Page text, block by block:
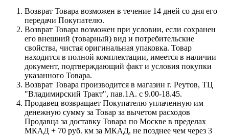
Возврат Товара возможен в течение 14 дней со дня его
передачи Покупателю.
Возврат Товара возможен при условии, если сохранен
его внешний (товарный) вид и потребительские
свойства, чистая оригинальная упаковка. Товар
находится в полной комплектации, имеется в наличии
документ, подтверждающий факт и условия покупки
указанного Товара.
Возврат Товара производится в магазин г. Реутов, ТЦ
"Владимирский Тракт", пав.1А. с 9.00-18.45.
Продавец возвращает Покупателю уплаченную им
денежную сумму за Товар за вычетом расходов
Продавца за доставку Товара по Москве в пределах
МКАД + 70 руб. км за МКАД, не позднее чем через 3